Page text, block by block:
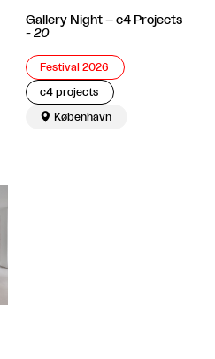
Gallery Night – c4 Projects
- 20
Festival 2026
c4 projects
 København